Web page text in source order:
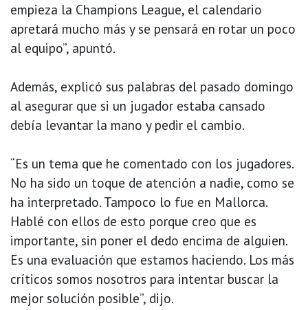
empieza la Champions League, el calendario
apretará mucho más y se pensará en rotar un poco
al equipo”, apuntó.
Además, explicó sus palabras del pasado domingo
al asegurar que si un jugador estaba cansado
debía levantar la mano y pedir el cambio.
“Es un tema que he comentado con los jugadores.
No ha sido un toque de atención a nadie, como se
ha interpretado. Tampoco lo fue en Mallorca.
Hablé con ellos de esto porque creo que es
importante, sin poner el dedo encima de alguien.
Es una evaluación que estamos haciendo. Los más
críticos somos nosotros para intentar buscar la
mejor solución posible”, dijo.